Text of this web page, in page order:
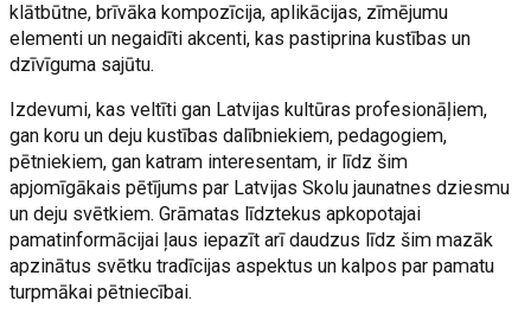
klātbūtne, brīvāka kompozīcija, aplikācijas, zīmējumu
elementi un negaidīti akcenti, kas pastiprina kustības un
dzīvīguma sajūtu.
Izdevumi, kas veltīti gan Latvijas kultūras profesionāļiem,
gan koru un deju kustības dalībniekiem, pedagogiem,
pētniekiem, gan katram interesentam, ir līdz šim
apjomīgākais pētījums par Latvijas Skolu jaunatnes dziesmu
un deju svētkiem. Grāmatas līdztekus apkopotajai
pamatinformācijai ļaus iepazīt arī daudzus līdz šim mazāk
apzinātus svētku tradīcijas aspektus un kalpos par pamatu
turpmākai pētniecībai.